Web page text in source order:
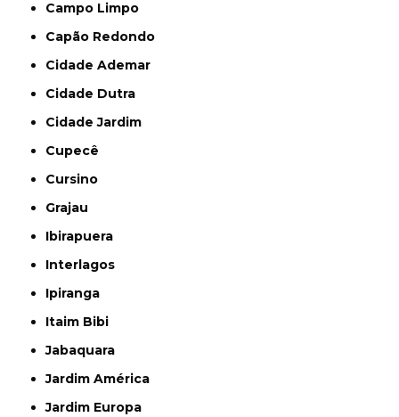
Campo Limpo
Capão Redondo
Cidade Ademar
Cidade Dutra
Cidade Jardim
Cupecê
Cursino
Grajau
Ibirapuera
Interlagos
Ipiranga
Itaim Bibi
Jabaquara
Jardim América
Jardim Europa